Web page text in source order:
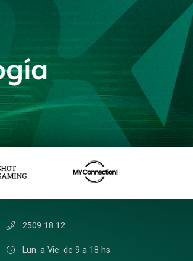
2509 18 12
Lun. a Vie. de 9 a 18 hs.